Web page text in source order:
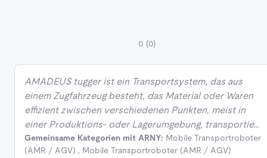
0 (0)
AMADEUS tugger ist ein Transportsystem, das aus
einem Zugfahrzeug besteht, das Material oder Waren
effizient zwischen verschiedenen Punkten, meist in
einer Produktions- oder Lagerumgebung, transportie…
Gemeinsame Kategorien mit ARNY: Mobile Transportroboter
(AMR / AGV) , Mobile Transportroboter (AMR / AGV)